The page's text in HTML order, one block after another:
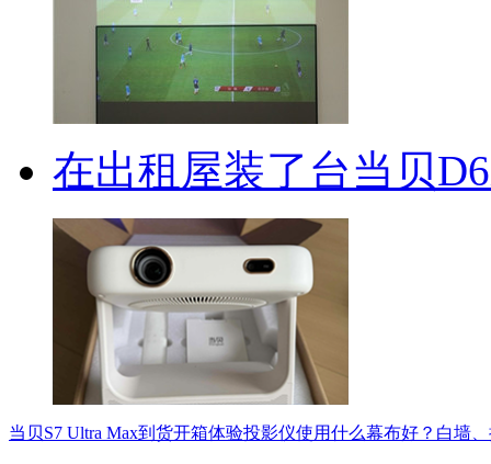
在出租屋装了台当贝
当贝S7 Ultra Max到货开箱体验投影仪使用什么幕布好？白墙